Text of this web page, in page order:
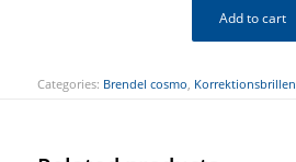
Add to cart
Categories: Brendel cosmo Korrektionsbrillen